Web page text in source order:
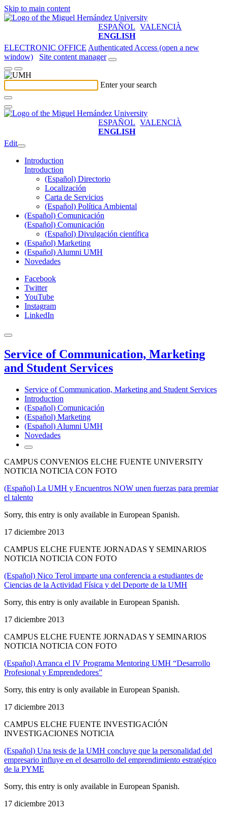
Skip to main content
ESPAÑOL VALENCIÀ
ENGLISH
ELECTRONIC OFFICE Authenticated Access (open a new
window)
Site content manager
Enter your search
ESPAÑOL VALENCIÀ
ENGLISH
Edit
Introduction
Introduction
(Español) Directorio
Localización
Carta de Servicios
(Español) Política Ambiental
(Español) Comunicación
(Español) Comunicación
(Español) Divulgación científica
(Español) Marketing
(Español) Alumni UMH
Novedades
Facebook
Twitter
YouTube
Instagram
LinkedIn
Service of Communication, Marketing
and Student Services
Service of Communication, Marketing and Student Services
Introduction
(Español) Comunicación
(Español) Marketing
(Español) Alumni UMH
Novedades
CAMPUS CONVENIOS ELCHE FUENTE UNIVERSITY
NOTICIA NOTICIA CON FOTO
(Español) La UMH y Encuentros NOW unen fuerzas para premiar
el talento
Sorry, this entry is only available in European Spanish.
17 diciembre 2013
CAMPUS ELCHE FUENTE JORNADAS Y SEMINARIOS
NOTICIA NOTICIA CON FOTO
(Español) Nico Terol imparte una conferencia a estudiantes de
Ciencias de la Actividad Física y del Deporte de la UMH
Sorry, this entry is only available in European Spanish.
17 diciembre 2013
CAMPUS ELCHE FUENTE JORNADAS Y SEMINARIOS
NOTICIA NOTICIA CON FOTO
(Español) Arranca el IV Programa Mentoring UMH “Desarrollo
Profesional y Emprendedores”
Sorry, this entry is only available in European Spanish.
17 diciembre 2013
CAMPUS ELCHE FUENTE INVESTIGACIÓN
INVESTIGACIONES NOTICIA
(Español) Una tesis de la UMH concluye que la personalidad del
empresario influye en el desarrollo del emprendimiento estratégico
de la PYME
Sorry, this entry is only available in European Spanish.
17 diciembre 2013